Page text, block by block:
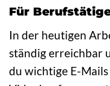
Für
In der heutigen
ständig erreichbar
du wichtige E-